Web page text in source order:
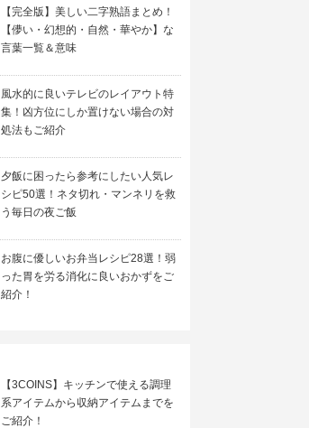
【完全版】美しい二字熟語まとめ！
【儚い・幻想的・自然・華やか】な
言葉一覧＆意味
風水的に良いテレビのレイアウト特
集！凶方位にしか置けない場合の対
処法もご紹介
夕飯に困ったら参考にしたい人気レ
シピ50選！ネタ切れ・マンネリを救
う毎日の夜ご飯
お腹に優しいお弁当レシピ28選！弱
った胃を労る消化に良いおかずをご
紹介！
【3COINS】キッチンで使える調理
系アイテムから収納アイテムまでを
ご紹介！